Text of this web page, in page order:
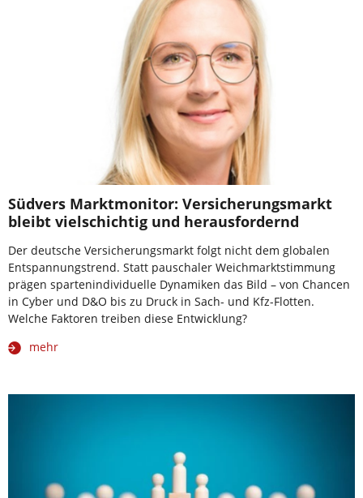
Südvers Marktmonitor: Versicherungsmarkt
bleibt vielschichtig und herausfordernd
Der deutsche Versicherungsmarkt folgt nicht dem globalen
Entspannungstrend. Statt pauschaler Weichmarktstimmung
prägen spartenindividuelle Dynamiken das Bild – von Chancen
in Cyber und D&O bis zu Druck in Sach- und Kfz-Flotten.
Welche Faktoren treiben diese Entwicklung?
mehr